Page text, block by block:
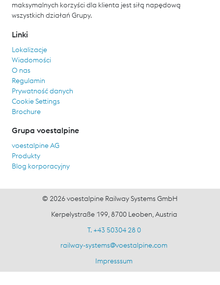
maksymalnych korzyści dla klienta jest siłą napędową
wszystkich działań Grupy.
Linki
Lokalizacje
Wiadomości
O nas
Regulamin
Prywatność danych
Cookie Settings
Brochure
Grupa voestalpine
voestalpine AG
Produkty
Blog korporacyjny
© 2026 voestalpine Railway Systems GmbH
Kerpelystraße 199, 8700 Leoben, Austria
T. +43 50304 28 0
railway-systems@voestalpine.com
Impresssum